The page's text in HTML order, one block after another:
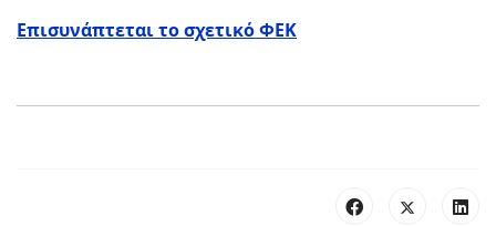
Επισυνάπτεται το σχετικό ΦΕΚ